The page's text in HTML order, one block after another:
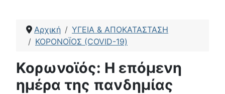
Αρχική
ΥΓΕΙΑ & ΑΠΟΚΑΤΑΣΤΑΣΗ
ΚΟΡΟΝΟΪΟΣ (COVID-19)
Κορωνοϊός: Η επόμενη
ημέρα της πανδημίας